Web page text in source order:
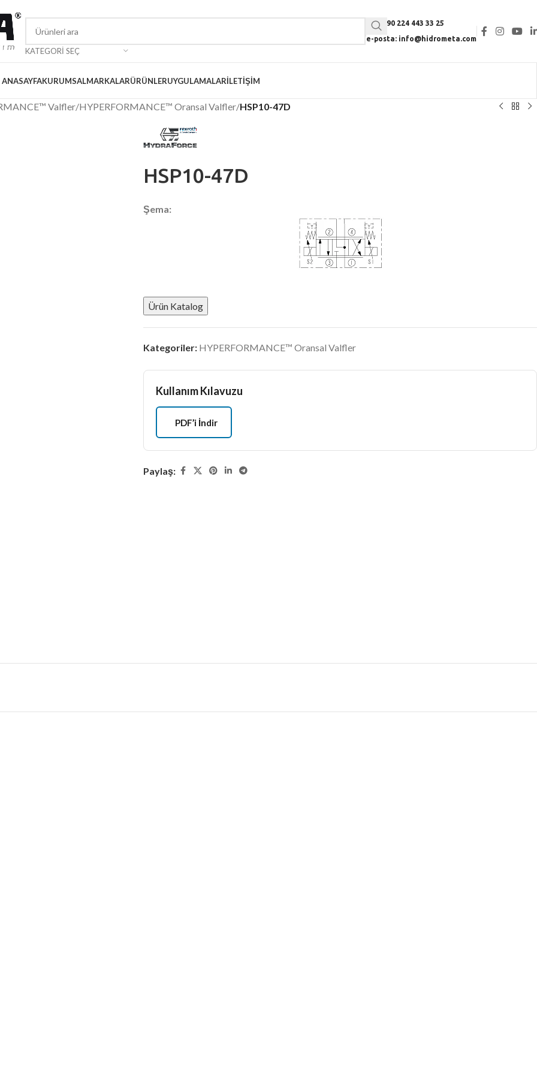
KATEGORI SEÇ
Tel: +90 224 443 33 25
e-posta: info@hidrometa.com
ANASAYFAKURUMSALMARKALARÜRÜNLERUYGULAMALARİLETIŞIM
Valfler/HYPERFORMANCE™ Oransal Valfler/HSP10-47D
HSP10-47D
Şema:
Ürün Katalog
Kategoriler: HYPERFORMANCE™ Oransal Valfler
Kullanım Kılavuzu
PDF’i İndir
Paylaş: